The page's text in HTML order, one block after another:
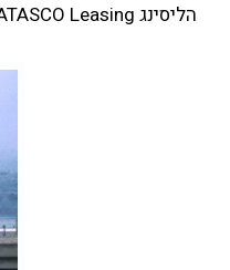
הליסינג ATASCO Leasing במאי 1984. ב-10 למאי הוחכר המטוס לחברת התעופה National Airlines למשך חצי שנה.